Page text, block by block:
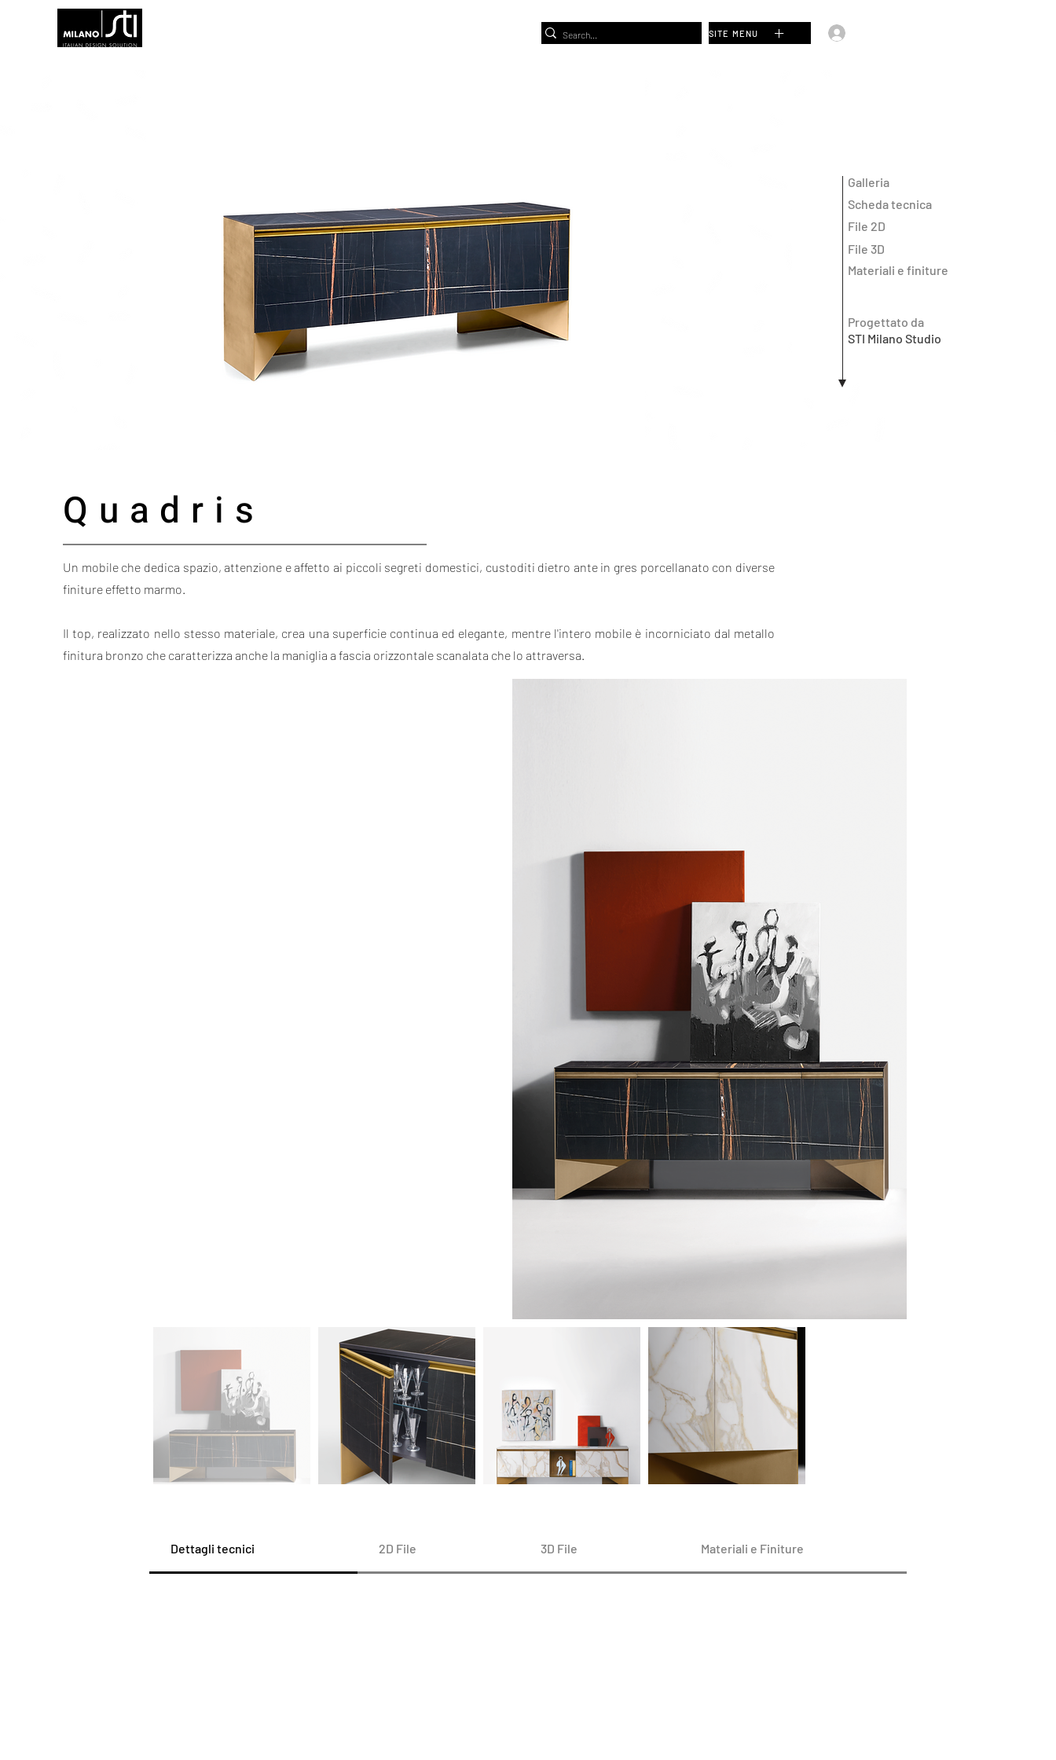
SITE MENU
Galleria
Scheda tecnica
File 2D
File 3D
Materiali e finiture
Progettato da
STI Milano Studio
Quadris
Un mobile che dedica spazio, attenzione e affetto ai piccoli segreti domestici, custoditi dietro ante in gres porcellanato con diverse
finiture effetto marmo.
Il top, realizzato nello stesso materiale, crea una superficie continua ed elegante, mentre l'intero mobile è incorniciato dal metallo
finitura bronzo che caratterizza anche la maniglia a fascia orizzontale scanalata che lo attraversa.
Dettagli tecnici 2D File 3D File Materiali e Finiture